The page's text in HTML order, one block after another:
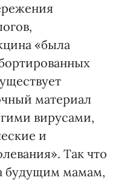
«была
материал
вирусами,
и
Так что
будущим мамам,